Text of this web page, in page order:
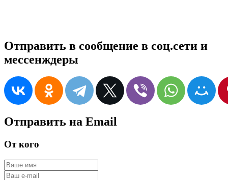
Отправить в сообщение в соц.сети и
мессенждеры
Отправить на Email
От кого